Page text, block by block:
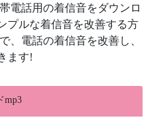
電話用の着信音をダウンロ
プルな着信音を改善する方
、電話の着信音を改善し、
ます!
mp3